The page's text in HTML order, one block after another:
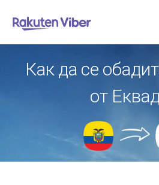
Как да се
от